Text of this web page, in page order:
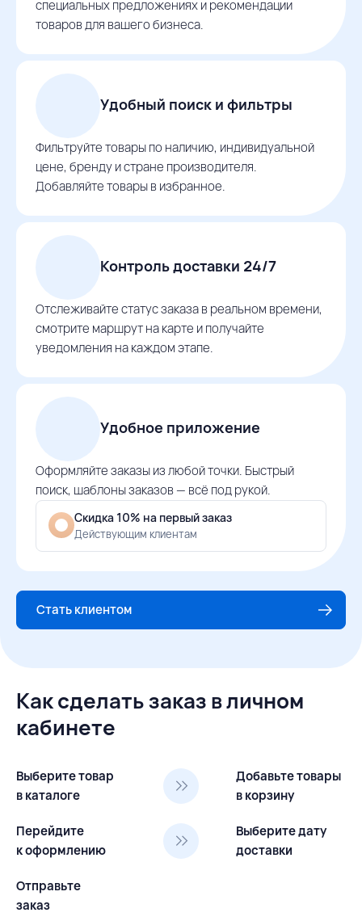
специальных предложениях и рекомендации
товаров для вашего бизнеса.
Удобный поиск и фильтры
Фильтруйте товары по наличию, индивидуальной
цене, бренду и стране производителя.
Добавляйте товары в избранное.
Контроль доставки 24/7
Отслеживайте статус заказа в реальном времени,
смотрите маршрут на карте и получайте
уведомления на каждом этапе.
Удобное приложение
Оформляйте заказы из любой точки. Быстрый
поиск, шаблоны заказов — всё под рукой.
Скидка 10% на первый заказ
Действующим клиентам
Стать клиентом
Как сделать заказ в личном
кабинете
Выберите товар
в каталоге
Добавьте товары
в корзину
Перейдите
к оформлению
Выберите дату
доставки
Отправьте
заказ